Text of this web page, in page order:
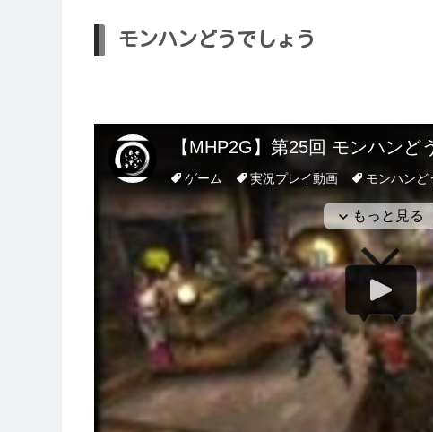
モンハンどうでしょう